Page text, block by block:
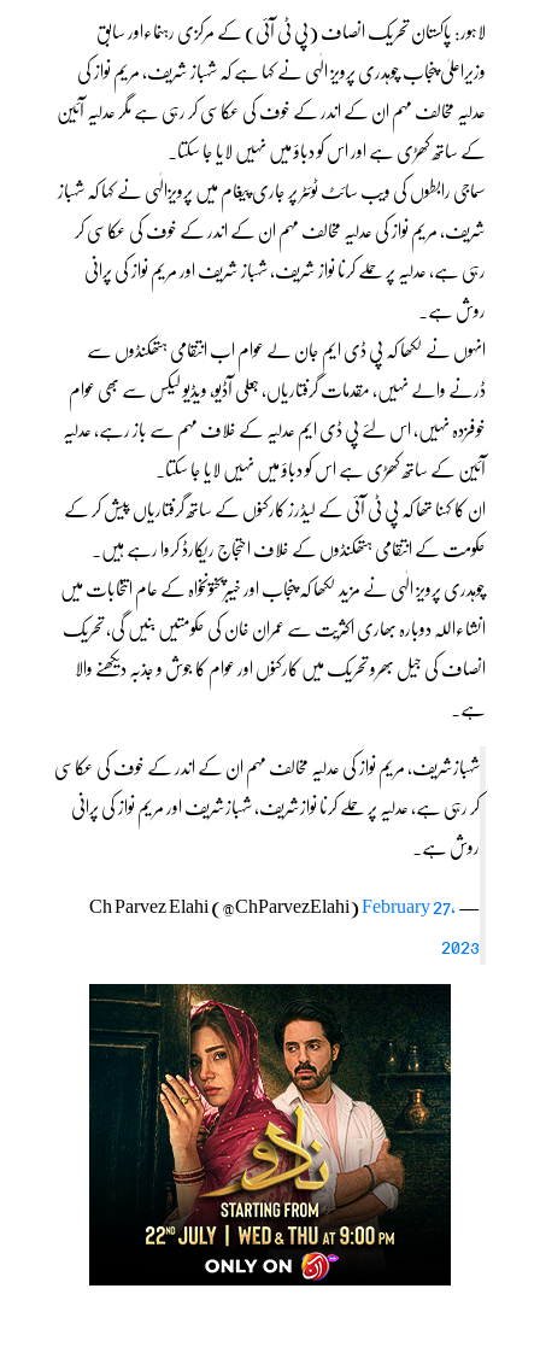
لاہور: پاکستان تحریک انصاف (پی ٹی آئی) کے مرکزی رہنماءاور سابق
وزیراعلیٰ پنجاب چوہدری پرویز الٰہی نے کہا ہے کہ شہباز شریف، مریم نواز کی
عدلیہ مخالف مہم ان کے اندر کے خوف کی عکاسی کر رہی ہے مگر عدلیہ آئین
کے ساتھ کھڑی ہے اور اس کو دباؤ میں نہیں لایا جا سکتا۔
سماجی رابطوں کی ویب سائٹ ٹوئٹر پر جاری پیغام میں پرویزالٰہی نے کہا کہ شہباز
شریف، مریم نواز کی عدلیہ مخالف مہم ان کے اندر کے خوف کی عکاسی کر
رہی ہے، عدلیہ پر حملے کرنا نواز شریف، شہباز شریف اور مریم نواز کی پرانی
روش ہے۔
انہوں نے لکھا کہ پی ڈی ایم جان لے عوام اب انتقامی ہتھکنڈوں سے
ڈرنے والے نہیں، مقدمات گرفتاریاں، جعلی آڈیو، ویڈیو لیکس سے بھی عوام
خوفزدہ نہیں، اس لئے پی ڈی ایم عدلیہ کے خلاف مہم سے باز رہے، عدلیہ
آئین کے ساتھ کھڑی ہے اس کو دباؤ میں نہیں لایا جا سکتا۔
ان کا کہنا تھا کہ پی ٹی آئی کے لیڈرز کارکنوں کے ساتھ گرفتاریاں پیش کر کے
حکومت کے انتقامی ہتھکنڈوں کے خلاف احتجاج ریکارڈ کروا رہے ہیں۔
چوہدری پرویز الٰہی نے مزید لکھا کہ پنجاب اور خیبرپختونخواہ کے عام انتخابات میں
انشاءاللہ دوبارہ بھاری اکثریت سے عمران خان کی حکومتیں بنیں گی، تحریک
انصاف کی جیل بھرو تحریک میں کارکنوں اور عوام کا جوش و جذبہ دیکھنے والا
ہے۔
شہبازشریف، مریم نواز کی عدلیہ مخالف مہم ان کے اندر کے خوف کی عکاسی
کر رہی ہے، عدلیہ پر حملے کرنا نوازشریف، شہبازشریف اور مریم نواز کی پرانی
روش ہے۔
— Ch Parvez Elahi (@ChParvezElahi)
February 27,
2023